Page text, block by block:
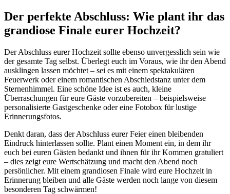
Der perfekte Abschluss: Wie plant ihr das
grandiose Finale eurer Hochzeit?
Der Abschluss eurer Hochzeit sollte ebenso unvergesslich sein wie
der gesamte Tag selbst. Überlegt euch im Voraus, wie ihr den Abend
ausklingen lassen möchtet – sei es mit einem spektakulären
Feuerwerk oder einem romantischen Abschiedstanz unter dem
Sternenhimmel. Eine schöne Idee ist es auch, kleine
Überraschungen für eure Gäste vorzubereiten – beispielsweise
personalisierte Gastgeschenke oder eine Fotobox für lustige
Erinnerungsfotos.
Denkt daran, dass der Abschluss eurer Feier einen bleibenden
Eindruck hinterlassen sollte. Plant einen Moment ein, in dem ihr
euch bei euren Gästen bedankt und ihnen für ihr Kommen gratuliert
– dies zeigt eure Wertschätzung und macht den Abend noch
persönlicher. Mit einem grandiosen Finale wird eure Hochzeit in
Erinnerung bleiben und alle Gäste werden noch lange von diesem
besonderen Tag schwärmen!